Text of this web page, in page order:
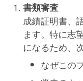
書類審査
成績証明書、
ます。特に志
になるため、
なぜこの